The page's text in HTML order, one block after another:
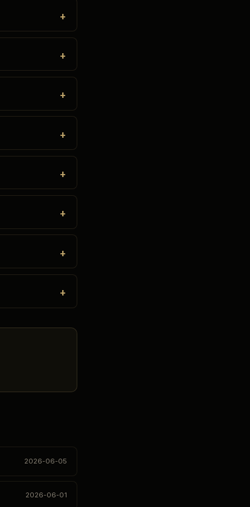
2026-06-05
2026-06-01